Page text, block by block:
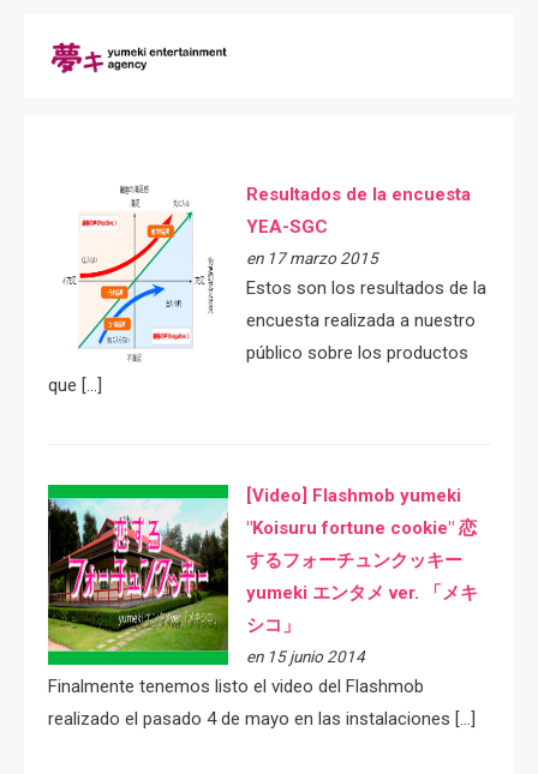
Resultados de la encuesta
YEA-SGC
en 17 marzo 2015
Estos son los resultados de la
encuesta realizada a nuestro
público sobre los productos
que […]
[Video] Flashmob yumeki
"Koisuru fortune cookie" 恋
するフォーチュンクッキー
yumeki エンタメ ver. 「メキ
シコ」
en 15 junio 2014
Finalmente tenemos listo el video del Flashmob
realizado el pasado 4 de mayo en las instalaciones […]